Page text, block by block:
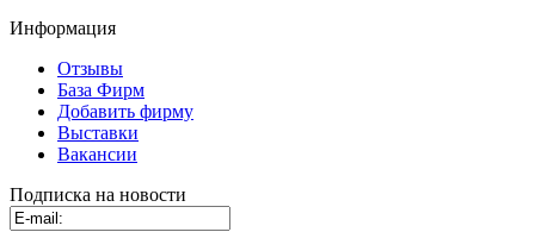
Информация
Отзывы
База Фирм
Добавить фирму
Выставки
Вакансии
Подписка на новости